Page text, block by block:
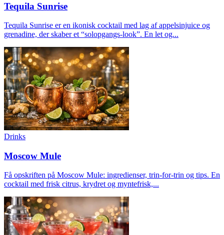
Tequila Sunrise
Tequila Sunrise er en ikonisk cocktail med lag af appelsinjuice og
grenadine, der skaber et “solopgangs-look”. En let og...
Drinks
Moscow Mule
Få opskriften på Moscow Mule: ingredienser, trin-for-trin og tips. En
cocktail med frisk citrus, krydret og myntefrisk,...